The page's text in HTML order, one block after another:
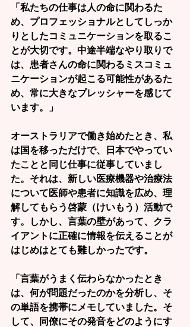
「私たちの仕事は人の命に関わるた
め、プロフェッショナルとしてしっか
りとしたコミュニケーションを取るこ
とが大切です。中途半端なやり取りで
は、患者さんの命に関わるミスコミュ
ニケーションが起こる可能性があるた
め、常に大きなプレッシャーを感じて
います。」
オーストラリアで働き始めたとき、私
は国を移っただけで、日本でやってい
たことと同じ仕事に従事していまし
た。それは、新しい医療機器や治療法
について医師や患者に知識を広め、理
解してもらう啓蒙（けいもう）活動で
す。しかし、言葉の壁があって、クラ
イアントに正確に情報を伝えることが
はじめはとても難しかったです。
「言葉がうまく伝わらなかったとき
は、何が問題だったのかを分析し、そ
の単語を携帯にメモしていました。そ
して、同僚にその発音をどのようにす